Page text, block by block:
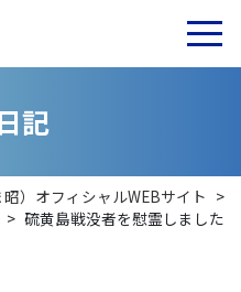
日記
）オフィシャルWEBサイト >
> 硫黄島戦没者を慰霊しました